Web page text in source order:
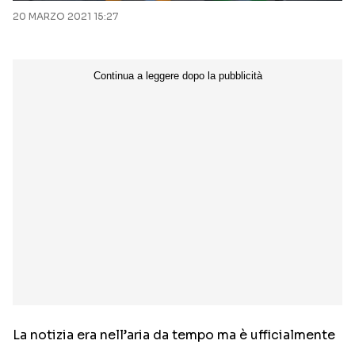
20 MARZO 2021 15:27
La notizia era nell’aria da tempo ma è ufficialmente